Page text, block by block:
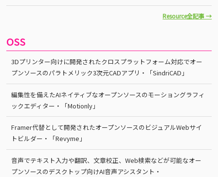
Resource全記事 →
OSS
3Dプリンター向けに開発されたクロスプラットフォーム対応でオー
プンソースのパラトメリック3次元CADアプリ・「SindriCAD」
編集性を備えたAIネイティブなオープンソースのモーショングラフィ
ックエディター・「Motionly」
Framer代替として開発されたオープンソースのビジュアルWebサイ
トビルダー・「Revyme」
音声でテキスト入力や翻訳、文章校正、Web検索などが可能なオー
プンソースのデスクトップ向けAI音声アシスタント・